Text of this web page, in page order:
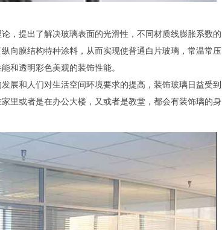
，提出了解决玻璃表面的光滑性，不同材质线膨胀系数的
向膜结构特种涂料，从而实现使普通白片玻璃，常温常压
和透明彩色美观的装饰性能。
展和人们对生活空间环境要求的提高，装饰玻璃日益受到
里或者是在办公大楼，又或者是教堂，都会有装饰璃的身